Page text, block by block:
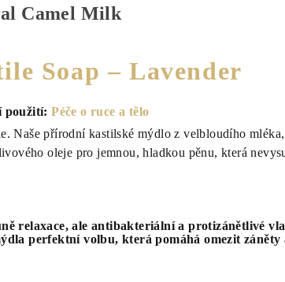
Camel Milk
Soap – Lavender
použití:Péče o ruce a tělo
Naše přírodní kastilské mýdlo z velbloudího
oleje pro jemnou, hladkou pěnu, která
relaxace, ale antibakteriální a protizánětlivé
perfektní volbu, která pomáhá omezit